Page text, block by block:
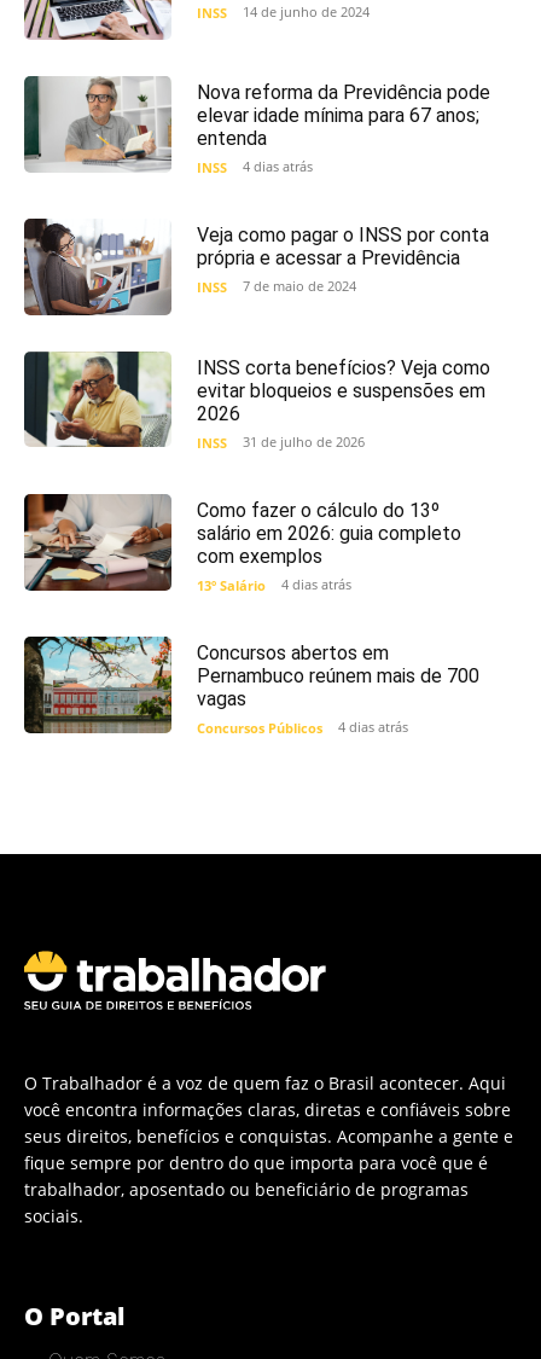
INSS 14 de junho de 2024
Nova reforma da Previdência pode
elevar idade mínima para 67 anos;
entenda
INSS 4 dias atrás
Veja como pagar o INSS por conta
própria e acessar a Previdência
INSS 7 de maio de 2024
INSS corta benefícios? Veja como
evitar bloqueios e suspensões em
2026
INSS 31 de julho de 2026
Como fazer o cálculo do 13º
salário em 2026: guia completo
com exemplos
13º Salário 4 dias atrás
Concursos abertos em
Pernambuco reúnem mais de 700
vagas
Concursos Públicos 4 dias atrás
O Trabalhador é a voz de quem faz o Brasil acontecer. Aqui
você encontra informações claras, diretas e confiáveis sobre
seus direitos, benefícios e conquistas. Acompanhe a gente e
fique sempre por dentro do que importa para você que é
trabalhador, aposentado ou beneficiário de programas
sociais.
O Portal